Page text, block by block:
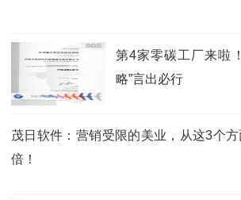
第4家零碳工厂来啦
略”言出必行
茂日软件：营销受限的美业，从这3个
倍！